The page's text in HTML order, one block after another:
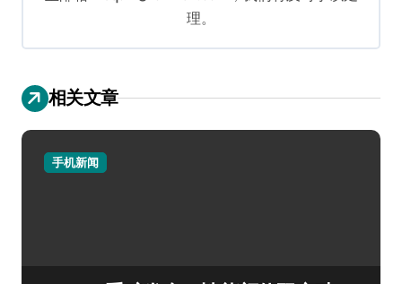
理。
相关文章
手机新闻